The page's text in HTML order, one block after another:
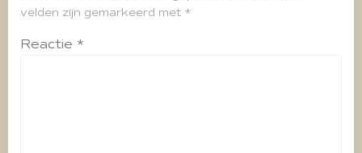
velden zijn gemarkeerd met *
Reactie *